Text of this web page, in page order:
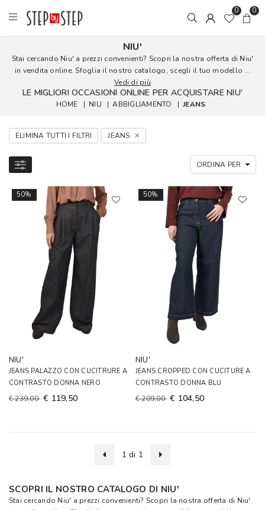
0 0
NIU'
Stai cercando Niu' a prezzi convenienti? Scopri la nostra offerta di Niu'
in vendita online. Sfoglia il nostro catalogo, scegli il tuo modello ...
Vedi di più
LE MIGLIORI OCCASIONI ONLINE PER ACQUISTARE NIU'
HOME | NIU | ABBIGLIAMENTO | JEANS
ELIMINA TUTTI I FILTRI JEANS
50%
NIU'
JEANS PALAZZO CON CUCITRURE A
CONTRASTO DONNA NERO
€ 239,00 € 119,50
50%
NIU'
JEANS CROPPED CON CUCITURE A
CONTRASTO DONNA BLU
€ 209,00 € 104,50
1 di 1
SCOPRI IL NOSTRO CATALOGO DI NIU'
Stai cercando Niu' a prezzi convenienti? Scopri la nostra offerta di Niu'